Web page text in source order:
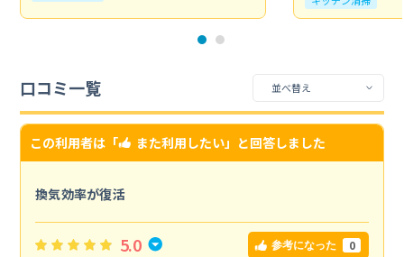
口コミ一覧
この利用者は「 また利用したい」と回答しました
換気効率が復活
5.0 参考になった 0